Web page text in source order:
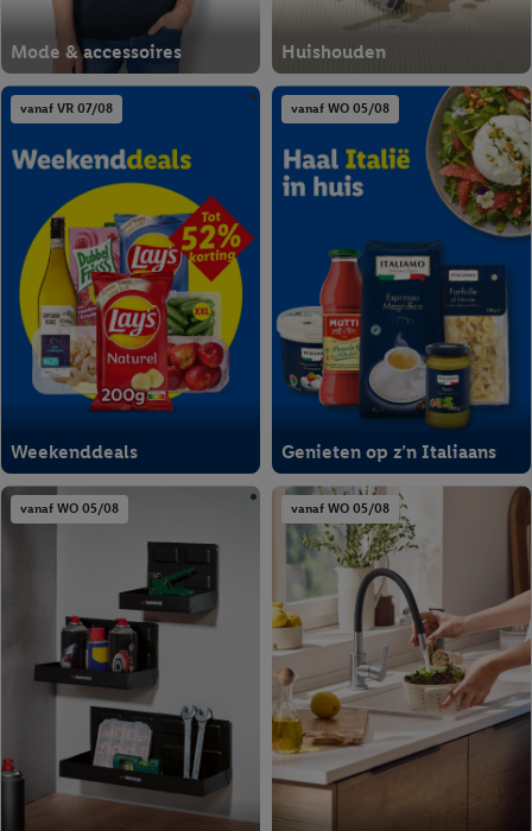
Mode & accessoires Huishouden
vanaf VR 07/08
Weekenddeals
vanaf WO 05/08
Genieten op z’n Italiaans
vanaf WO 05/08 vanaf WO 05/08